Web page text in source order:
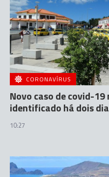
CORONAVÍRUS
Novo caso de covid-
identificado há dois
10:27